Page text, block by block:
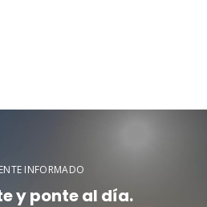
INFORMADO
y ponte al día.